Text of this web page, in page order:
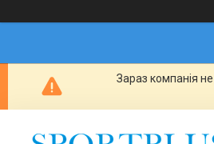
Зараз компанія